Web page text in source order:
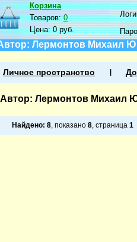
Корзина
Товаров:0
Цена:0 руб.
Лермонтов Михаил
Личное пространство
Автор: Лермонтов Михаил
Найдено: 8, показано 8, страница 1